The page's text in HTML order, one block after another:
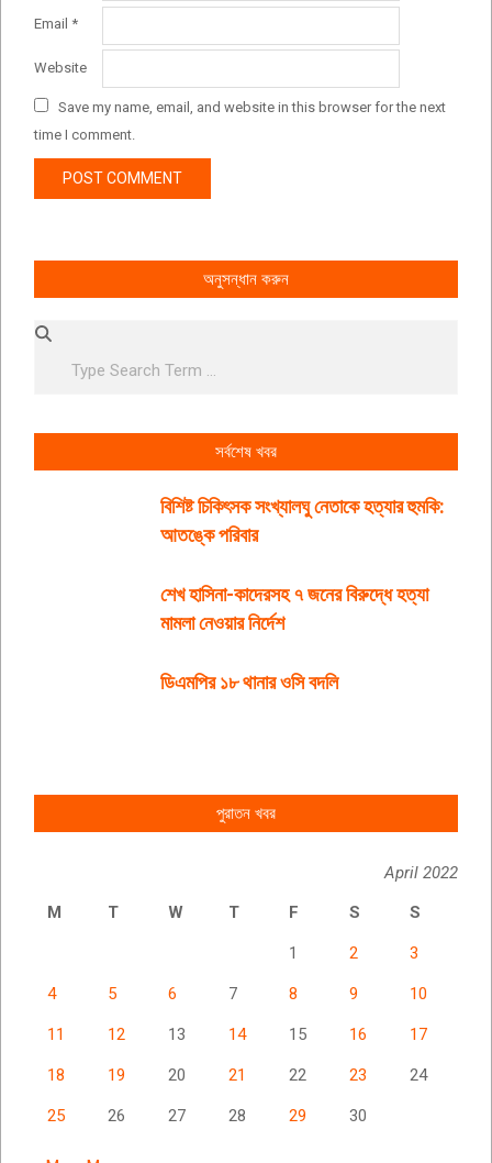
Email *
Website
Save my name, email, and website in this browser for the next
time I comment.
অনুসন্ধান করুন
Search
সর্বশেষ খবর
বিশিষ্ট চিকিৎসক সংখ্যালঘু নেতাকে হত্যার হুমকি:
আতঙ্কে পরিবার
শেখ হাসিনা-কাদেরসহ ৭ জনের বিরুদ্ধে হত্যা
মামলা নেওয়ার নির্দেশ
ডিএমপির ১৮ থানার ওসি বদলি
পুরাতন খবর
April 2022
M
T W T F S S
1 2 3
4 5 6 7 8 9 10
11 12 13 14 15 16 17
18 19 20 21 22 23 24
25 26 27 28 29 30